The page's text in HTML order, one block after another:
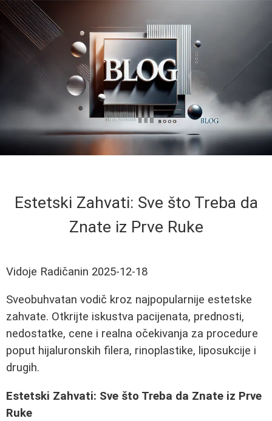
Estetski Zahvati: Sve što Treba da
Znate iz Prve Ruke
Vidoje Radičanin 2025-12-18
Sveobuhvatan vodič kroz najpopularnije estetske
zahvate. Otkrijte iskustva pacijenata, prednosti,
nedostatke, cene i realna očekivanja za procedure
poput hijaluronskih filera, rinoplastike, liposukcije i
drugih.
Estetski Zahvati: Sve što Treba da Znate iz Prve
Ruke